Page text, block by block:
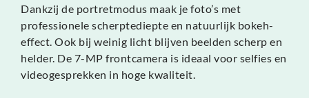
Dankzij de portretmodus maak je foto’s met
professionele scherptediepte en natuurlijk bokeh-
effect. Ook bij weinig licht blijven beelden scherp en
helder. De 7-MP frontcamera is ideaal voor selfies en
videogesprekken in hoge kwaliteit.